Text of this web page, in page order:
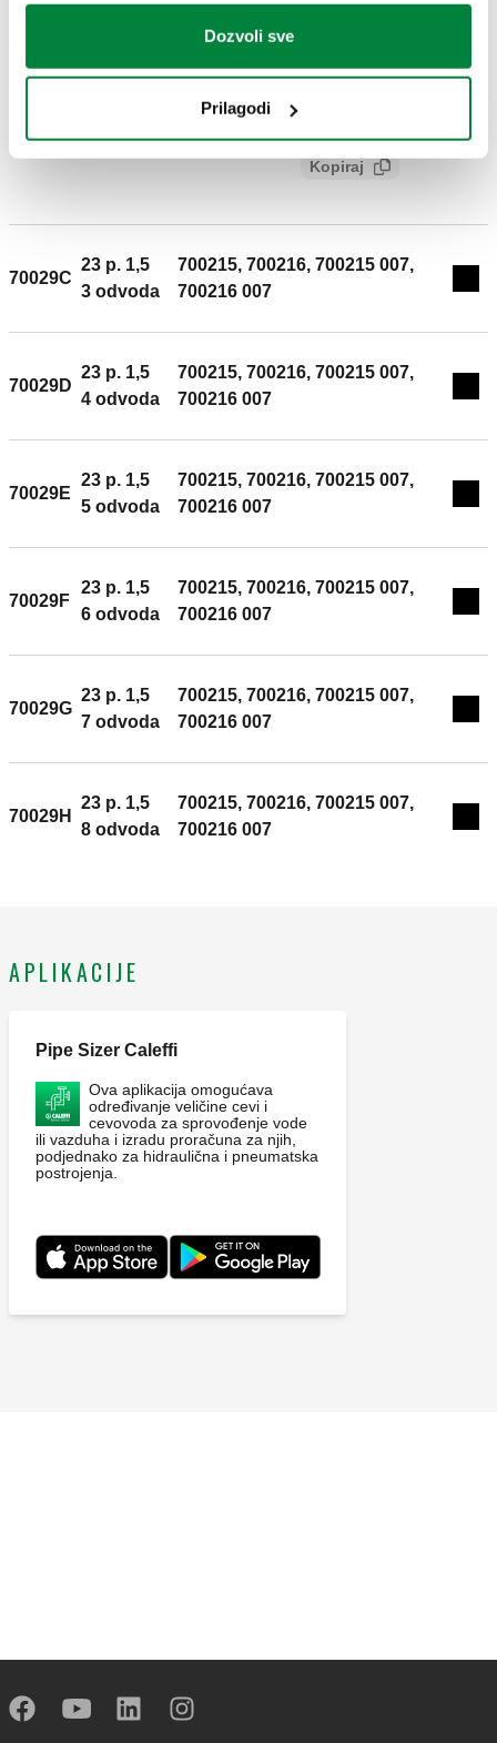
Dozvoli sve
Prilagodi
Uvučena kutija za PLURIMOD EASY sa distributivnim
RAL 9010 za unutrašnju ugradnju. odvodni priključak: 23 p.
SCIP code
31ef2efa-f0f4-4fd7-840c-
Prikaži
Kopiraj
70029C
23 p. 1,5
3 odvoda
700215, 700216, 700215 007,
700216 007
70029D
23 p. 1,5
4 odvoda
700215, 700216, 700215 007,
700216 007
70029E
23 p. 1,5
5 odvoda
700215, 700216, 700215 007,
700216 007
70029F
23 p. 1,5
6 odvoda
700215, 700216, 700215 007,
700216 007
70029G
23 p. 1,5
7 odvoda
700215, 700216, 700215 007,
700216 007
70029H
23 p. 1,5
8 odvoda
700215, 700216, 700215 007,
700216 007
APLIKACIJE
Pipe Sizer Caleffi
Ova aplikacija omogućava
određivanje veličine cevi i
cevovoda za sprovođenje vode
ili vazduha i izradu proračuna za njih,
podjednako za hidraulična i pneumatska
postrojenja.